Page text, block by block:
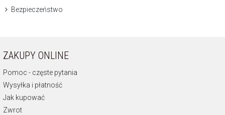
Bezpieczeństwo
ZAKUPY ONLINE
Pomoc - częste pytania
Wysyłka i płatność
Jak kupować
Zwrot